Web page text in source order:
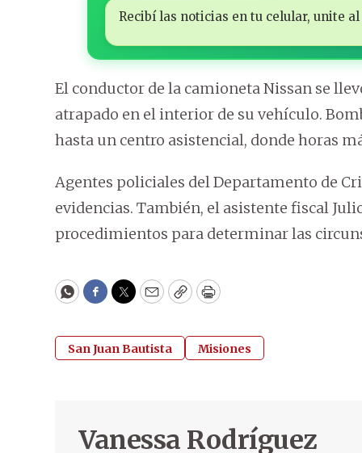
Recibí las noticias en tu celular, unite
El conductor de la camioneta Nissan se
atrapado en el interior de su vehículo.
hasta un centro asistencial, donde horas
Agentes policiales del Departamento de
evidencias. También, el asistente fiscal
procedimientos para determinar las
WhatsApp
Facebook
Twitter
EmailCopyPrint
San Juan Bautista Misiones
Vanessa Rodríguez